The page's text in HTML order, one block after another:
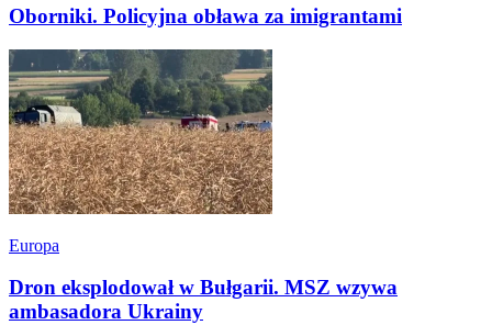
Oborniki. Policyjna obława za imigrantami
Europa
Dron eksplodował w Bułgarii. MSZ wzywa
ambasadora Ukrainy